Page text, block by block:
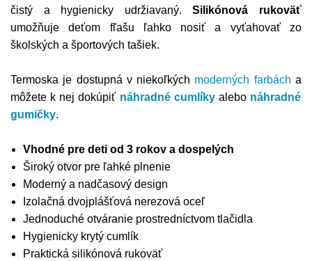
čistý a hygienicky udržiavaný.Silikónová rukoväť
umožňuje deťom fľašu ľahko nosiť a vyťahovať zo
školských a športových tašiek.
Termoska je dostupná v niekoľkých moderných farbách a
môžete k nej dokúpiť náhradné cumlíkyalebo náhradné
gumičky.
Vhodné pre deti od 3 rokov a dospelých
Široký otvor pre ľahké plnenie
Moderný a nadčasový design
Izolačná dvojplášťová nerezová oceľ
Jednoduché otváranie prostredníctvom tlačidla
Hygienicky krytý cumlík
Praktická silikónová rukoväť